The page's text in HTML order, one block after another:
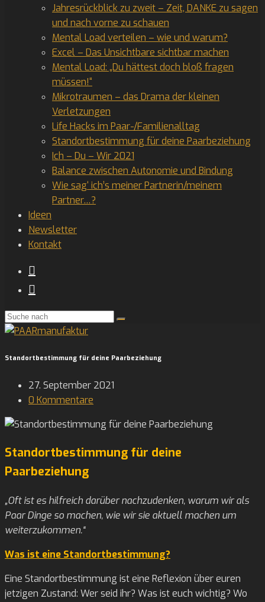
Jahresrückblick zu zweit – Zeit, DANKE zu sagen
und nach vorne zu schauen
Mental Load verteilen – wie und warum?
Excel – Das Unsichtbare sichtbar machen
Mental Load: „Du hättest doch bloß fragen
müssen!“
Mikrotraumen – das Drama der kleinen
Verletzungen
Life Hacks im Paar-/Familienalltag
Standortbestimmung für deine Paarbeziehung
Ich – Du – Wir 2021
Balance zwischen Autonomie und Bindung
Wie sag‘ ich’s meiner Partnerin/meinem
Partner…?
Ideen
Newsletter
Kontakt
Standortbestimmung für deine Paarbeziehung
Post
published:
27. September 2021
Post
0 Kommentare
Standortbestimmung für deine
Paarbeziehung
„Oft ist es hilfreich darüber nachzudenken, warum wir als
Paar Dinge so machen, wie wir sie aktuell machen um
weiterzukommen.“
Was ist eine Standortbestimmung?
Eine Standortbestimmung ist eine Reflexion über euren
jetzigen Zustand: Wer seid ihr? Was ist euch wichtig? Wo